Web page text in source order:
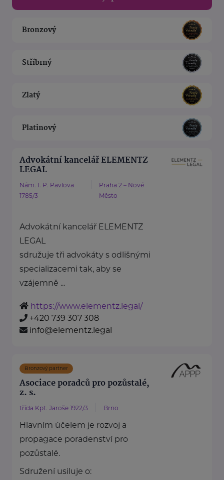
Bronzový
Stříbrný
Zlatý
Platinový
Advokátní kancelář ELEMENTZ
LEGAL
Nám. I. P. Pavlova
1785/3
Praha 2 – Nové
Město
Advokátní kancelář ELEMENTZ
LEGAL
sdružuje tři advokáty s odlišnými
specializacemi tak, aby se
vzájemně ...
https://www.elementz.legal/
+420 739 307 308
info@elementz.legal
Bronzový partner
Asociace poradců pro pozůstalé,
z. s.
třída Kpt. Jaroše 1922/3 Brno
Hlavním účelem je rozvoj a
propagace poradenství pro
pozůstalé.
Sdružení usiluje o: